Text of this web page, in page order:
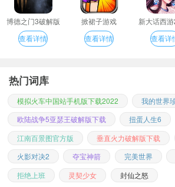
博德之门3破解版
查看详情
掀裙子游戏
查看详情
新大话西
版
查看详
热门词库
模拟火车中国站手机版下载2022
我的世界
欧陆战争5亚瑟王破解版下载
扭蛋人生6
江南百景图官方版
垂直火力破解版下载
火影对决2
夺宝神箭 完美世界
拒绝上班
灵契少女 封仙之怒